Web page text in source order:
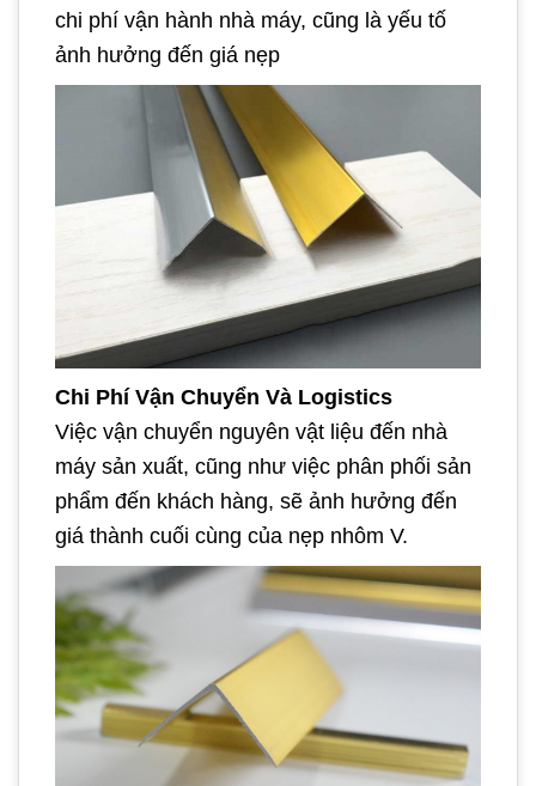
chi phí vận hành nhà máy, cũng là yếu tố
ảnh hưởng đến giá nẹp
Chi Phí Vận Chuyển Và Logistics
Việc vận chuyển nguyên vật liệu đến nhà
máy sản xuất, cũng như việc phân phối sản
phẩm đến khách hàng, sẽ ảnh hưởng đến
giá thành cuối cùng của nẹp nhôm V.